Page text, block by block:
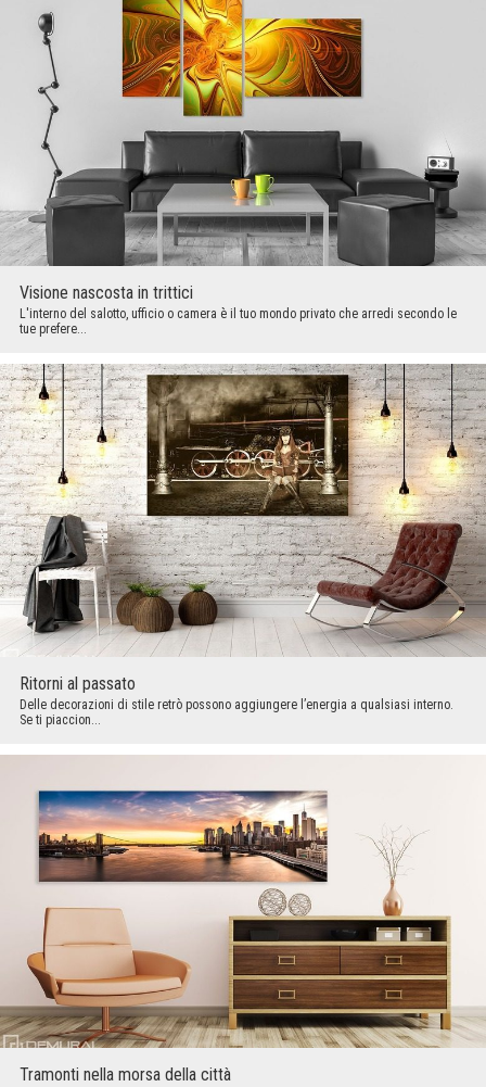
Visione nascosta in trittici
L'interno del salotto, ufficio o camera è il tuo mondo privato che arredi secondo le
tue prefere...
Ritorni al passato
Delle decorazioni di stile retrò possono aggiungere l’energia a qualsiasi interno.
Se ti piaccion...
Tramonti nella morsa della città